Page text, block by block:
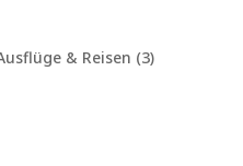
& Reisen (3)